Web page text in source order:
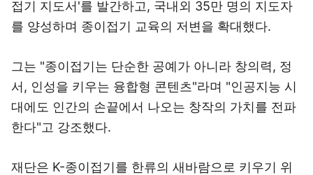
접기 지도서'를 발간하고, 국내외 35만 명의 지도자
를 양성하며 종이접기 교육의 저변을 확대했다.
그는 "종이접기는 단순한 공예가 아니라 창의력, 정
서, 인성을 키우는 융합형 콘텐츠"라며 "인공지능 시
대에도 인간의 손끝에서 나오는 창작의 가치를 전파
한다"고 강조했다.
재단은 K-종이접기를 한류의 새바람으로 키우기 위